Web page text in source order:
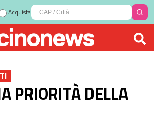
Acquista
PRIORITÀ DELLA